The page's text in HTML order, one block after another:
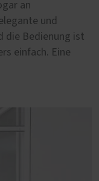
an
und
die Bedienung ist
einfach. Eine